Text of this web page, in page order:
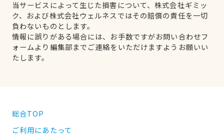
当サービスによって生じた損害について、株式会社ギミッ
ク、および株式会社ウェルネスではその賠償の責任を一切
負わないものとします。
情報に誤りがある場合には、お手数ですがお問い合わせフ
ォームより編集部までご連絡をいただけますようお願いい
たします。
総合TOP
ご利用にあたって